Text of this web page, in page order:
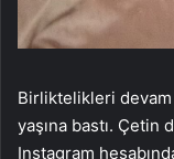
Birliktelikleri
yaşına bastı.
Instagram